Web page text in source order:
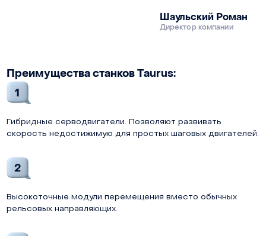
Шаульский Роман
Директор компании
Преимущества станков Taurus:
1
Гибридные серводвигатели. Позволяют развивать
скорость недостижимую для простых шаговых двигателей.
2
Высокоточные модули перемещения вместо обычных
рельсовых направляющих.